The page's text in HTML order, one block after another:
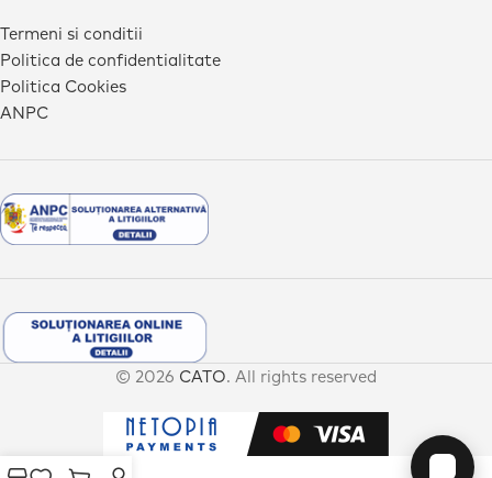
Termeni si conditii
Politica de confidentialitate
Politica Cookies
ANPC
© 2026 CATO. All rights reserved